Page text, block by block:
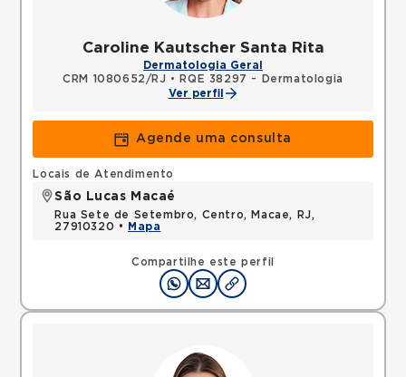
Caroline Kautscher Santa Rita
Dermatologia Geral
CRM 1080652/RJ •
RQE 38297 - Dermatologia
Ver perfil
Agende uma consulta
Compartilhe este perfil
Locais de Atendimento
São Lucas Macaé
Rua Sete de Setembro, Centro, Macae, RJ,
27910320 •
Mapa